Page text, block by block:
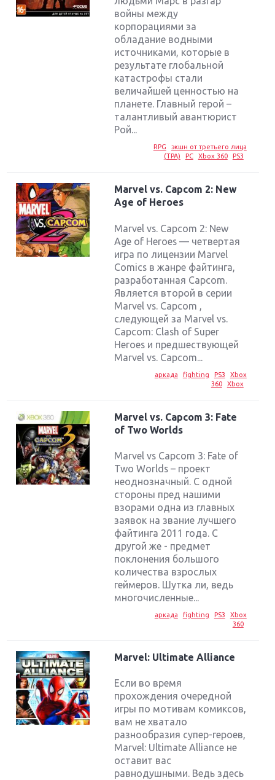
войны между
корпорациями за
обладание водными
источниками, которые в
результате глобальной
катастрофы стали
величайшей ценностью на
планете. Главный герой –
талантливый авантюрист
Рой...
RPG
экшн от третьего лица
(TPA)
PC Xbox 360 PS3
Marvel vs. Capcom 2: New
Age of Heroes
Marvel vs. Capcom 2: New
Age of Heroes — четвертая
игра по лицензии Marvel
Comics в жанре файтинга,
разработанная Capcom.
Является второй в серии
Marvel vs. Capcom ,
следующей за Marvel vs.
Capcom: Clash of Super
Heroes и предшествующей
Marvel vs. Capcom...
аркада fighting PS3
Xbox
360
Xbox
Marvel vs. Capcom 3: Fate
of Two Worlds
Marvel vs Capcom 3: Fate of
Two Worlds – проект
неоднозначный. С одной
стороны пред нашими
взорами одна из главных
заявок на звание лучшего
файтинга 2011 года. С
другой же - предмет
поклонения большого
количества взрослых
геймеров. Шутка ли, ведь
многочисленные...
аркада fighting PS3
Xbox
360
Marvel: Ultimate Alliance
Если во время
прохождения очередной
игры по мотивам комиксов,
вам не хватало
разнообразия супер-героев,
Marvel: Ultimate Alliance не
оставит вас
равнодушными. Ведь здесь